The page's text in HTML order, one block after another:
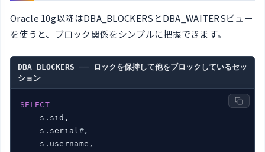
Oracle 10g以降はDBA_BLOCKERSとDBA_WAITERSビュー
を使うと、ブロック関係をシンプルに把握できます。
DBA_BLOCKERS ── ロックを保持して他をブロックしているセッ
ション
SELECT
    s.sid,
    s.serial
#,
    s.username,